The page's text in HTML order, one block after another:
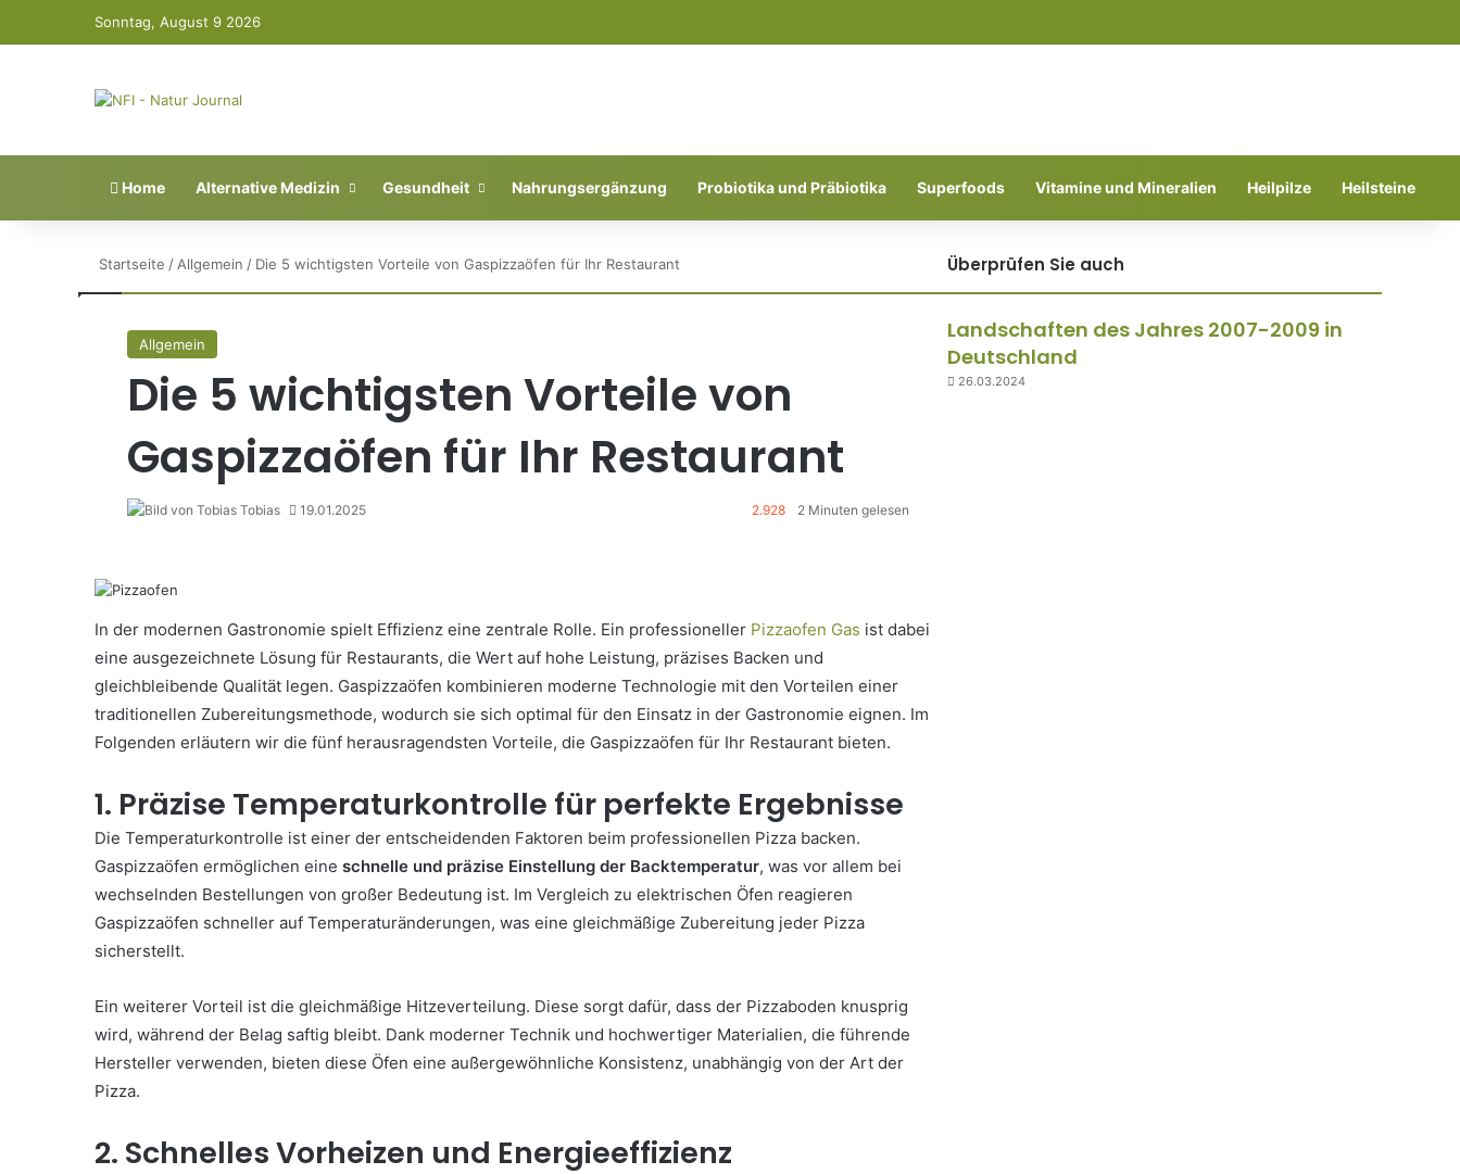
Sonntag, August 9 2026
Home Alternative Medizin Gesundheit Nahrungsergänzung Probiotika und Präbiotika Superfoods Vitamine und Mineralien Heilpilze Heilsteine
Startseite / Allgemein / Die 5 wichtigsten Vorteile von Gaspizzaöfen für Ihr Restaurant
Allgemein
Die 5 wichtigsten Vorteile von
Gaspizzaöfen für Ihr Restaurant
Tobias 19.01.2025 2.928 2 Minuten gelesen
In der modernen Gastronomie spielt Effizienz eine zentrale Rolle. Ein professioneller Pizzaofen Gas ist dabei
eine ausgezeichnete Lösung für Restaurants, die Wert auf hohe Leistung, präzises Backen und
gleichbleibende Qualität legen. Gaspizzaöfen kombinieren moderne Technologie mit den Vorteilen einer
traditionellen Zubereitungsmethode, wodurch sie sich optimal für den Einsatz in der Gastronomie eignen. Im
Folgenden erläutern wir die fünf herausragendsten Vorteile, die Gaspizzaöfen für Ihr Restaurant bieten.
1. Präzise Temperaturkontrolle für perfekte Ergebnisse
Die Temperaturkontrolle ist einer der entscheidenden Faktoren beim professionellen Pizza backen.
Gaspizzaöfen ermöglichen eine schnelle und präzise Einstellung der Backtemperatur, was vor allem bei
wechselnden Bestellungen von großer Bedeutung ist. Im Vergleich zu elektrischen Öfen reagieren
Gaspizzaöfen schneller auf Temperaturänderungen, was eine gleichmäßige Zubereitung jeder Pizza
sicherstellt.
Ein weiterer Vorteil ist die gleichmäßige Hitzeverteilung. Diese sorgt dafür, dass der Pizzaboden knusprig
wird, während der Belag saftig bleibt. Dank moderner Technik und hochwertiger Materialien, die führende
Hersteller verwenden, bieten diese Öfen eine außergewöhnliche Konsistenz, unabhängig von der Art der
Pizza.
2. Schnelles Vorheizen und Energieeffizienz
Überprüfen Sie auch
Landschaften des Jahres 2007-2009 in
Deutschland
26.03.2024